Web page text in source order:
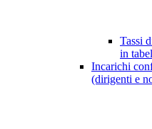
Tassi
in
Incarichi
(dirigenti e